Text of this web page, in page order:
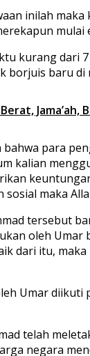
inilah
kurang dari
borjuis baru di
Jama’ah,
para
kalian
maka
tersebut
oleh
dari itu,
Umar
telah
negara